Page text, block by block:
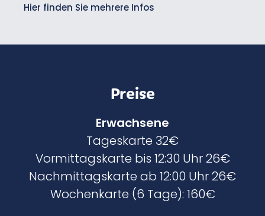
Hier finden Sie mehrere Infos
Preise
Erwachsene
Tageskarte 32€
Vormittagskarte bis 12:30 Uhr 26€
Nachmittagskarte ab 12:00 Uhr 26€
Wochenkarte (6 Tage): 160€